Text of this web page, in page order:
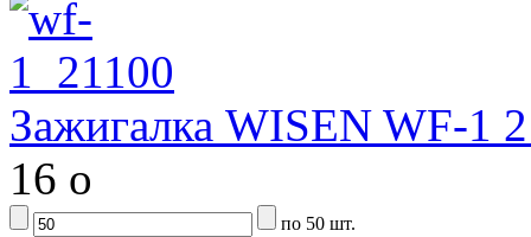
Зажигалка WISEN WF-1
16 o
по 50 шт.